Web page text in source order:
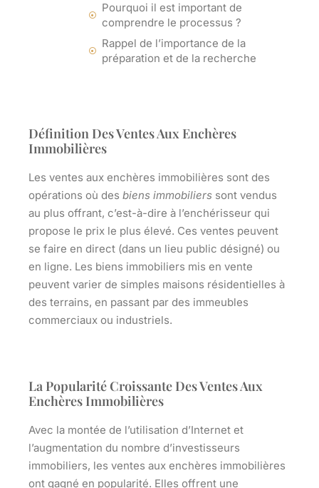
Pourquoi il est important de
comprendre le processus ?
Rappel de l’importance de la
préparation et de la recherche
Définition Des Ventes Aux Enchères
Immobilières
Les ventes aux enchères immobilières sont des
opérations où des biens immobiliers sont vendus
au plus offrant, c’est-à-dire à l’enchérisseur qui
propose le prix le plus élevé. Ces ventes peuvent
se faire en direct (dans un lieu public désigné) ou
en ligne. Les biens immobiliers mis en vente
peuvent varier de simples maisons résidentielles à
des terrains, en passant par des immeubles
commerciaux ou industriels.
La Popularité Croissante Des Ventes Aux
Enchères Immobilières
Avec la montée de l’utilisation d’Internet et
l’augmentation du nombre d’investisseurs
immobiliers, les ventes aux enchères immobilières
ont gagné en popularité. Elles offrent une